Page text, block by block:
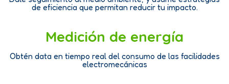
de eficiencia que permitan reducir tu impacto.
Medición de energía
Obtén data en tiempo real del consumo de las facilidades
electromecánicas